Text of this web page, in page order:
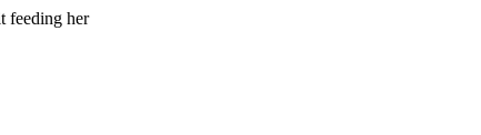
feeding her